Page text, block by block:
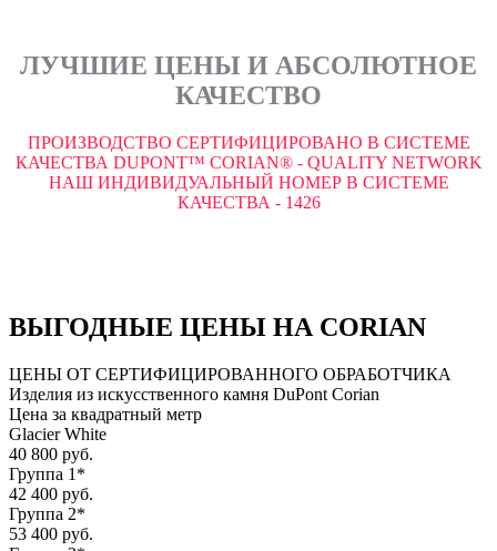
ЛУЧШИЕ ЦЕНЫ И АБСОЛЮТНОЕ
КАЧЕСТВО
ПРОИЗВОДСТВО СЕРТИФИЦИРОВАНО В СИСТЕМЕ
КАЧЕСТВА DUPONT™ CORIAN® - QUALITY NETWORK
НАШ ИНДИВИДУАЛЬНЫЙ НОМЕР В СИСТЕМЕ
КАЧЕСТВА - 1426
ВЫГОДНЫЕ ЦЕНЫ НА CORIAN
ЦЕНЫ ОТ СЕРТИФИЦИРОВАННОГО ОБРАБОТЧИКА
Изделия из искусственного камня DuPont Corian
Цена за квадратный метр
Glacier White
40 800 руб.
Группа 1*
42 400 руб.
Группа 2*
53 400 руб.